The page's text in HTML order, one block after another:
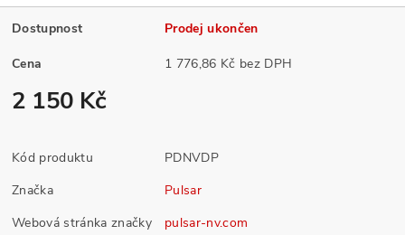
Dostupnost Prodej ukončen
Cena 1 776,86 Kč bez DPH
2 150 Kč
Kód produktu
PDNVDP
Značka
Pulsar
Webová stránka značky
pulsar-nv.com